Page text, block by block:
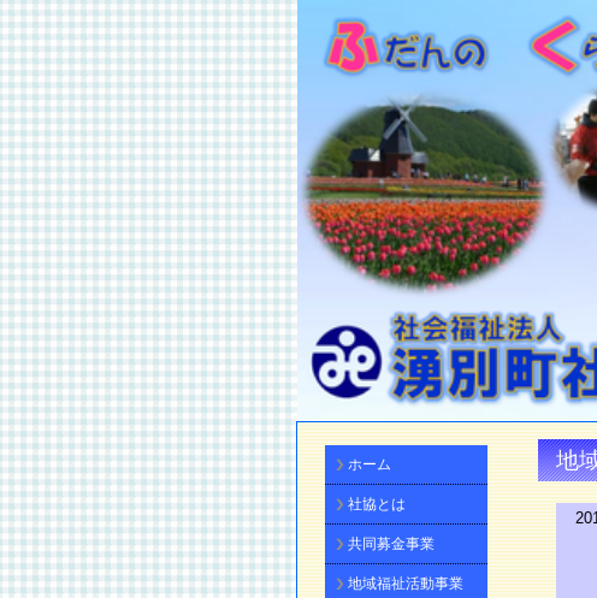
地
ホーム
社協とは
共同募金事業
地域福祉活動事業